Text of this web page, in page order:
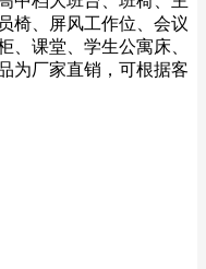
椅、屏风工作位、会议
、课堂、学生公寓床、
为厂家直销，可根据客